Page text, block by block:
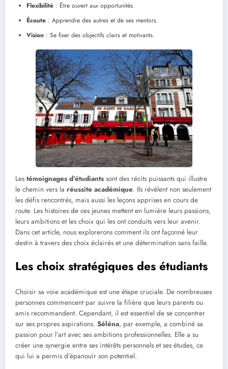
Flexibilité : Être ouvert aux opportunités.
Écoute : Apprendre des autres et de ses mentors.
Vision : Se fixer des objectifs clairs et motivants.
Les témoignages d’étudiants sont des récits puissants qui illustre
le chemin vers la réussite académique. Ils révèlent non seulement
les défis rencontrés, mais aussi les leçons apprises en cours de
route. Les histoires de ces jeunes mettent en lumière leurs passions,
leurs ambitions et les choix qui les ont conduits vers leur avenir.
Dans cet article, nous explorerons comment ils ont façonné leur
destin à travers des choix éclairés et une détermination sans faille.
Les choix stratégiques des étudiants
Choisir sa voie académique est une étape cruciale. De nombreuses
personnes commencent par suivre la filière que leurs parents ou
amis recommandent. Cependant, il est essentiel de se concentrer
sur ses propres aspirations. Séléna, par exemple, a combiné sa
passion pour l’art avec ses ambitions professionnelles. Elle a su
créer une synergie entre ses intérêts personnels et ses études, ce
qui lui a permis d’épanouir son potentiel.